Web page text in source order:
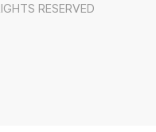
RESERVED